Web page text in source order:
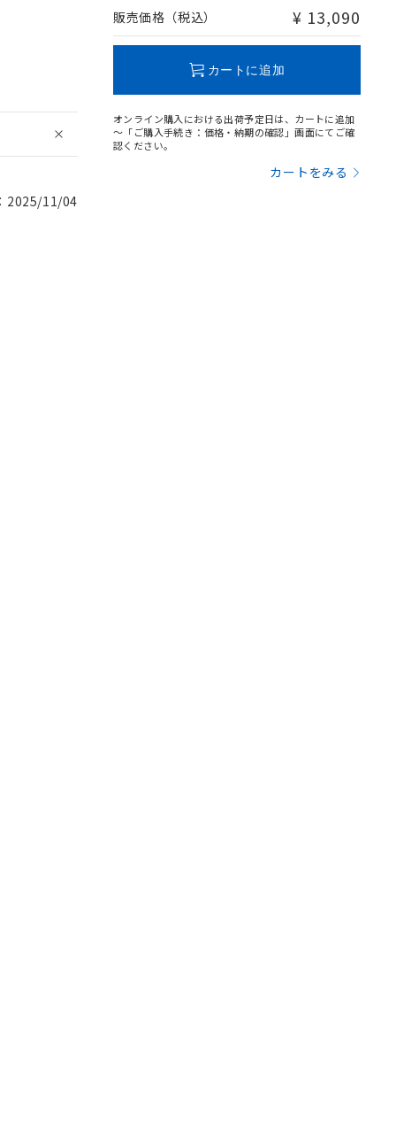
2025/11/04
販売価格（税込） ¥ 13,090
カートに追加
オンライン購入における出荷予定日は、カートに追加
～「ご購入手続き：価格・納期の確認」画面にてご確
認ください。
カートをみる
させていただ
き作成されるも
をご了承くださ
御機器販売店・
ようお願いしま
にご登録され
社の共同利用者
とをご了承くだ
です。
ありません。
です。
ず変更すること
1000ppm以下、
) : 1000ppm、
、
ない年数を意
貨物等」とい
要な手段を講じ
これらの製造装
通知します。
、取り引きをい
ムロン制御